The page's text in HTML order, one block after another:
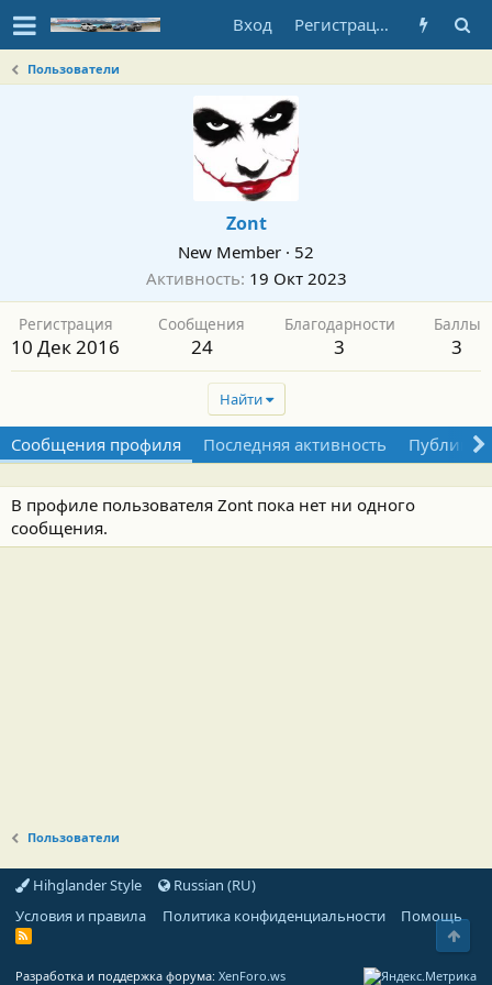
Вход Регистрация
Пользователи
Zont
New Member · 52
Активность 19 Окт 2023
Регистрация
10 Дек 2016
Сообщения
24
Благодарности
3
Баллы
3
Найти
Сообщения профиля Последняя активность
В профиле пользователя Zont пока нет ни одного
сообщения.
Пользователи
Hihglander Style
Russian (RU)
Условия и правила
Политика конфиденциальности Помощь
R
Разработка и поддержка форума: XenForo.ws